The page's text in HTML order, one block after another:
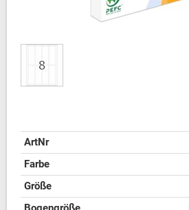
ArtNr
Farbe
Größe